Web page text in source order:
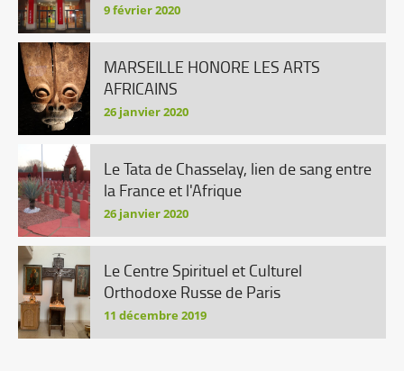
9 février 2020
MARSEILLE HONORE LES ARTS
AFRICAINS
26 janvier 2020
Le Tata de Chasselay, lien de sang entre
la France et l'Afrique
26 janvier 2020
Le Centre Spirituel et Culturel
Orthodoxe Russe de Paris
11 décembre 2019